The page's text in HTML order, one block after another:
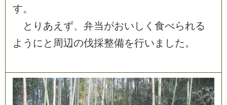
す。
と り あえ ず、 弁当がおい し く 食べられる
よ う に と 周辺の伐採整備を行い ま した。